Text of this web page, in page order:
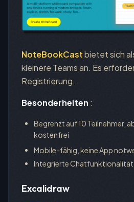
NoteBookCastbietet sich
kleinere Teams an. Es
Registrierung.
Besonderheiten :
Begrenzt auf 10 Teilnehmer,
kostenfrei
Mobile-fähig, keine App
Integrierte Chatfunktionalität
Excalidraw